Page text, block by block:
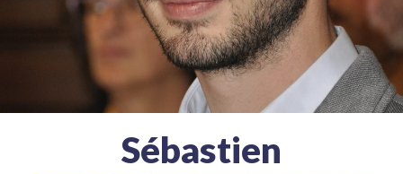
Sébastien